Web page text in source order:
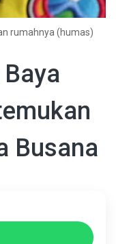
rumahnya (humas)
Busana